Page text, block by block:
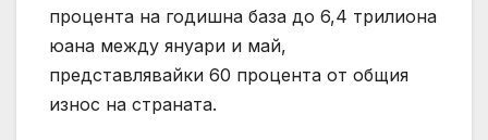
процента на годишна база до 6,4 трилиона
юана между януари и май,
представлявайки 60 процента от общия
износ на страната.